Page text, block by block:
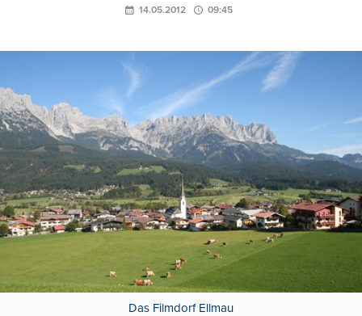
14.05.2012 09:45
Das Filmdorf Ellmau